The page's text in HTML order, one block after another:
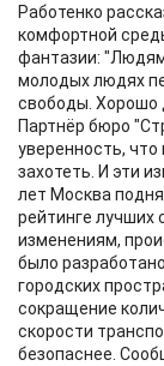
Работенко
комфортной
фантазии:
молодых людях
свободы. Хорошо
Партнёр бюро
уверенность,
захотеть. И эти
лет Москва
рейтинге лучших
изменениям,
было
городских
сокращение
скорости
безопаснее.